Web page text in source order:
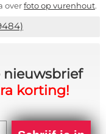
overfoto op vurenhout.
nieuwsbrief
korting!